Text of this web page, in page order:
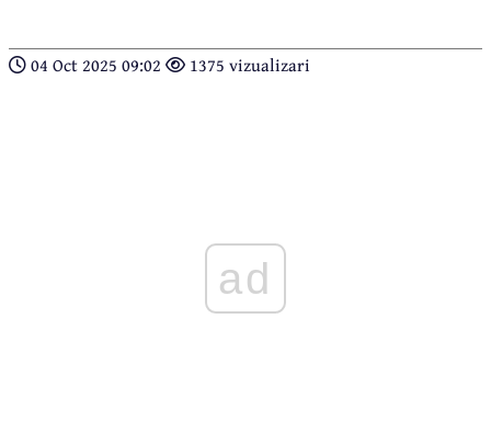
04 Oct 2025 09:02 1375 vizualizari
ad